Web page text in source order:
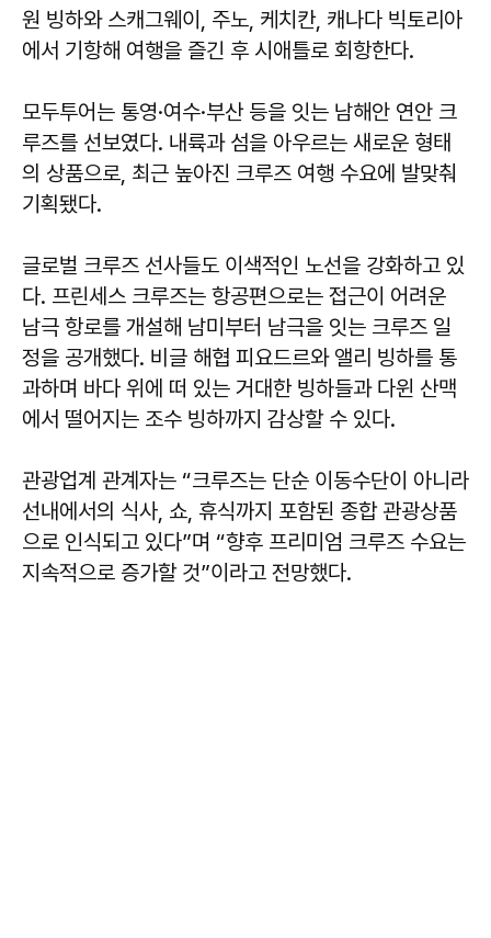
원 빙하와 스캐그웨이, 주노, 케치칸, 캐나다 빅토리아
에서 기항해 여행을 즐긴 후 시애틀로 회항한다.
모두투어는 통영·여수·부산 등을 잇는 남해안 연안 크
루즈를 선보였다. 내륙과 섬을 아우르는 새로운 형태
의 상품으로, 최근 높아진 크루즈 여행 수요에 발맞춰
기획됐다.
글로벌 크루즈 선사들도 이색적인 노선을 강화하고 있
다. 프린세스 크루즈는 항공편으로는 접근이 어려운
남극 항로를 개설해 남미부터 남극을 잇는 크루즈 일
정을 공개했다. 비글 해협 피요드르와 앨리 빙하를 통
과하며 바다 위에 떠 있는 거대한 빙하들과 다윈 산맥
에서 떨어지는 조수 빙하까지 감상할 수 있다.
관광업계 관계자는 “크루즈는 단순 이동수단이 아니라
선내에서의 식사, 쇼, 휴식까지 포함된 종합 관광상품
으로 인식되고 있다”며 “향후 프리미엄 크루즈 수요는
지속적으로 증가할 것”이라고 전망했다.